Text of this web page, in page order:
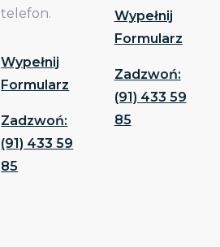
telefon.
Wypełnij
Formularz
Zadzwoń:
(91) 433 59
85
Wypełnij
Formularz
Zadzwoń:
(91) 433 59
85